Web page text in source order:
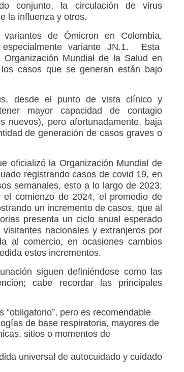
conjunto, la circulación de virus
la influenza y otros.
de Ómicron en Colombia,
variante JN.1. Esta
Mundial de la Salud en
casos que se generan están bajo
desde el punto de vista clínico y
mayor capacidad de contagio
nuevos), pero afortunadamente, baja
de generación de casos graves o
oficializó la Organización Mundial de
registrando casos de covid 19, en
semanales, esto a lo largo de 2023;
comienzo de 2024, el promedio de
un incremento de casos, que al
presenta un ciclo anual esperado
nacionales y extranjeros por
al comercio, en ocasiones cambios
estos incrementos.
siguen definiéndose como las
cabe recordar las principales
pero es recomendable
de base respiratoria, mayores de
sitios o momentos de
universal de autocuidado y cuidado